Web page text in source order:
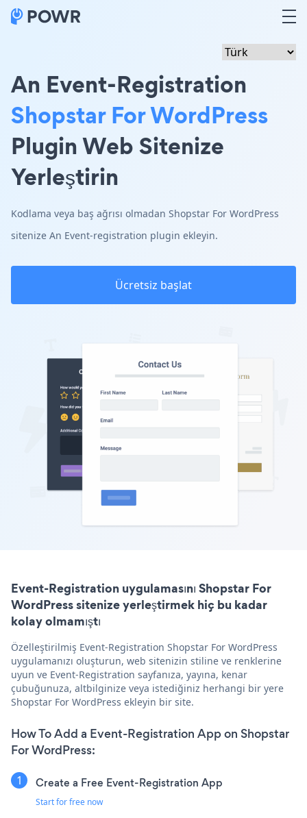
An Event-Registration
Shopstar For WordPress
Plugin Web Sitenize
Yerleştirin
Kodlama veya baş ağrısı olmadan Shopstar For WordPress
sitenize An Event-registration plugin ekleyin.
Ücretsiz başlat
Event-Registration uygulamasını Shopstar For
WordPress sitenize yerleştirmek hiç bu kadar
kolay olmamıştı
Özelleştirilmiş Event-Registration Shopstar For WordPress
uygulamanızı oluşturun, web sitenizin stiline ve renklerine
uyun ve Event-Registration sayfanıza, yayına, kenar
çubuğunuza, altbilginize veya istediğiniz herhangi bir yere
Shopstar For WordPress ekleyin bir site.
How To Add a Event-Registration App on Shopstar
For WordPress:
Create a Free Event-Registration App
Start for free now